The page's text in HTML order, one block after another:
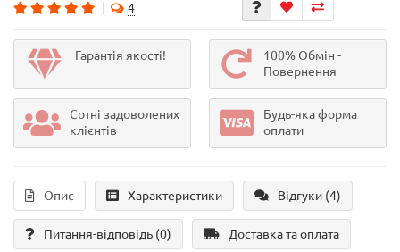
4
Гарантія якості!
100% Обмін -
Повернення
Сотні задоволених
клієнтів
Будь-яка форма
оплати
Опис Характеристики Відгуки (4)
Питання-відповідь (0) Доставка та оплата